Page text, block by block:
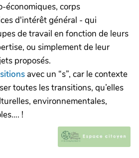
économiques, corps
d'intérêt général - qui
de travail en fonction de leurs
ou simplement de leur
proposés.
avec un “s”, car le contexte
toutes les transitions, qu’elles
environnementales,
!